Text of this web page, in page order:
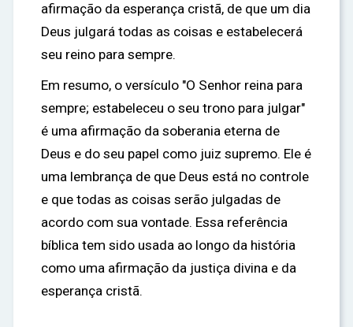
afirmação da esperança cristã, de que um dia
Deus julgará todas as coisas e estabelecerá
seu reino para sempre.
Em resumo, o versículo "O Senhor reina para
sempre; estabeleceu o seu trono para julgar"
é uma afirmação da soberania eterna de
Deus e do seu papel como juiz supremo. Ele é
uma lembrança de que Deus está no controle
e que todas as coisas serão julgadas de
acordo com sua vontade. Essa referência
bíblica tem sido usada ao longo da história
como uma afirmação da justiça divina e da
esperança cristã.